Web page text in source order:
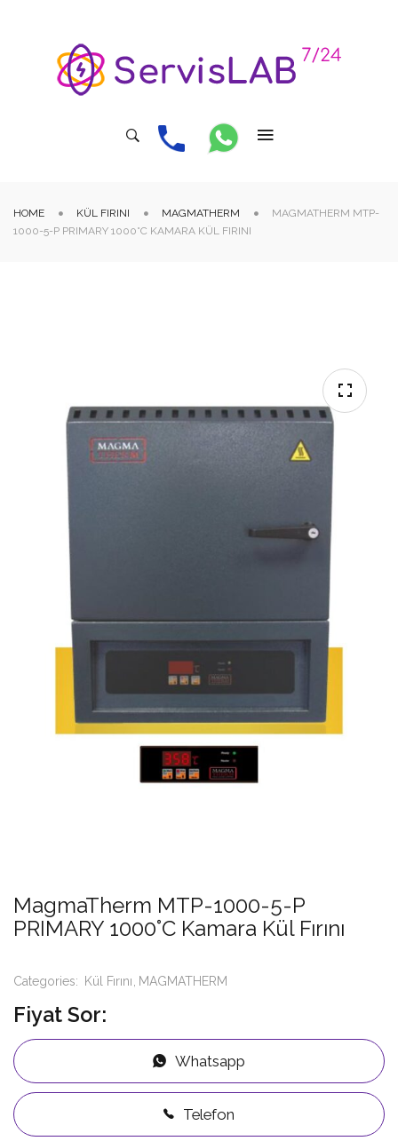
HOME KÜL FIRINI MAGMATHERM
MAGMATHERM MTP-
1000-5-P PRIMARY 1000°C KAMARA KÜL FIRINI
MagmaTherm MTP-1000-5-P
PRIMARY 1000°C Kamara Kül Fırını
Categories: Kül Fırını MAGMATHERM
Fiyat Sor:
Whatsapp
Telefon